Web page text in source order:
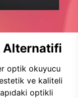
Alternatifi
optik okuyucu
ve kaliteli
optikli